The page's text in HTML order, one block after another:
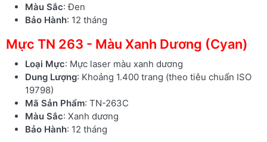
Màu Sắc: Đen
Bảo Hành: 12 tháng
Mực TN 263 - Màu Xanh Dương (Cyan)
Loại Mực: Mực laser màu xanh dương
Dung Lượng: Khoảng 1.400 trang (theo tiêu chuẩn ISO
19798)
Mã Sản Phẩm: TN-263C
Màu Sắc: Xanh dương
Bảo Hành: 12 tháng